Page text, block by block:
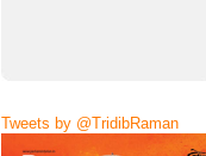
Tweets by @TridibRaman